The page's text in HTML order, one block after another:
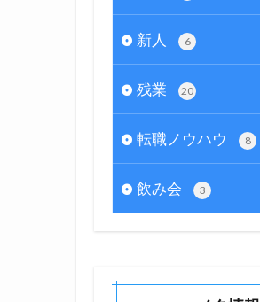
新人 6
残業 20
転職ノウハウ 8
飲み会 3